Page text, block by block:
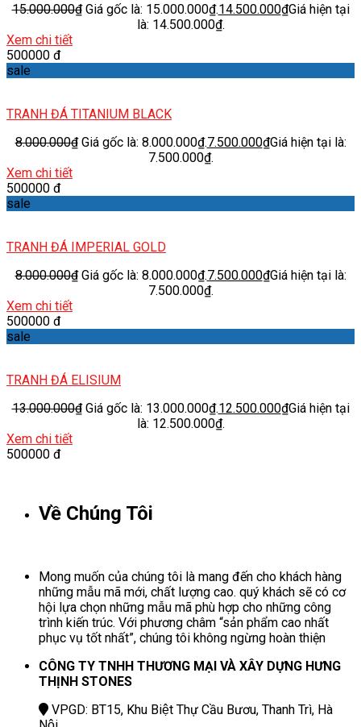
15.000.000₫ Giá gốc là: 15.000.000₫.14.500.000₫Giá hiện tại
là: 14.500.000₫.
Xem chi tiết
500000 đ
sale
TRANH ĐÁ TITANIUM BLACK
8.000.000₫ Giá gốc là: 8.000.000₫.7.500.000₫Giá hiện tại là:
7.500.000₫.
Xem chi tiết
500000 đ
sale
TRANH ĐÁ IMPERIAL GOLD
8.000.000₫ Giá gốc là: 8.000.000₫.7.500.000₫Giá hiện tại là:
7.500.000₫.
Xem chi tiết
500000 đ
sale
TRANH ĐÁ ELISIUM
13.000.000₫ Giá gốc là: 13.000.000₫.12.500.000₫Giá hiện tại
là: 12.500.000₫.
Xem chi tiết
500000 đ
Về Chúng Tôi
Mong muốn của chúng tôi là mang đến cho khách hàng
những mẫu mã mới, chất lượng cao. quý khách sẽ có cơ
hội lựa chọn những mẫu mã phù hợp cho những công
trình kiến trúc. Với phương châm “sản phẩm cao nhất
phục vụ tốt nhất”, chúng tôi không ngừng hoàn thiện
CÔNG TY TNHH THƯƠNG MẠI VÀ XÂY DỰNG HƯNG
THỊNH STONES
VPGD: BT15, Khu Biệt Thự Cầu Bươu, Thanh Trì, Hà